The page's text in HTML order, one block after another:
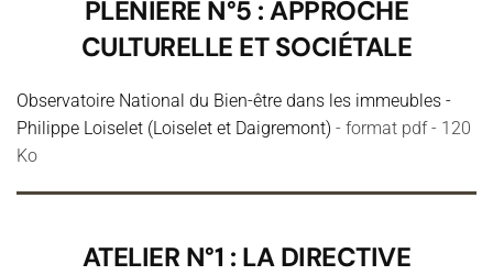
PLÉNIÈRE N°5 : APPROCHE
CULTURELLE ET SOCIÉTALE
Observatoire National du Bien-être dans les immeubles -
Philippe Loiselet (Loiselet et Daigremont) - format pdf - 120
Ko
ATELIER N°1 : LA DIRECTIVE